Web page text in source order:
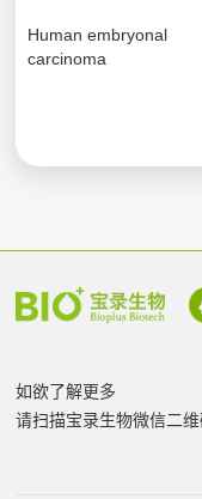
Human embryonal
carcinoma
如欲了解更多
请扫描宝录生物微信二维